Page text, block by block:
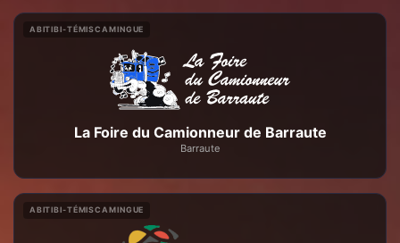
ABITIBI-TÉMISCAMINGUE
La Foire du Camionneur de Barraute
Barraute
ABITIBI-TÉMISCAMINGUE